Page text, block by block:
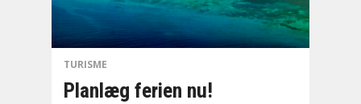
TURISME
Planlæg ferien nu!